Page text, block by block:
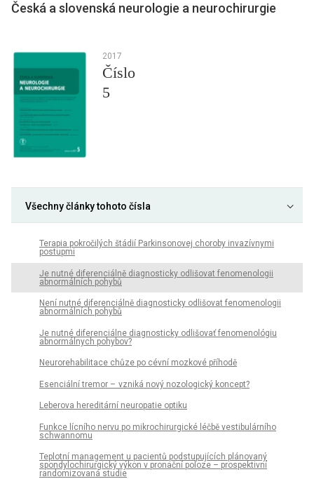
Česká a slovenská neurologie a neurochirurgie
2017
Číslo
5
Všechny články tohoto čísla
Terapia pokročilých štádií Parkinsonovej choroby invazívnymi
postupmi
Je nutné diferenciálně diagnosticky odlišovat fenomenologii
abnormálních pohybů
Není nutné diferenciálně diagnosticky odlišovat fenomenologii
abnormálních pohybů
Je nutné diferenciálne diagnosticky odlišovať fenomenológiu
abnormálnych pohybov?
Neurorehabilitace chůze po cévní mozkové příhodě
Esenciální tremor – vzniká nový nozologický koncept?
Leberova hereditární neuropatie optiku
Funkce lícního nervu po mikrochirurgické léčbě vestibulárního
schwannomu
Teplotní management u pa­cientů podstupujících plánovaný
spondylochirurgický výkon v pronační poloze – prospektivní
randomizovaná studie